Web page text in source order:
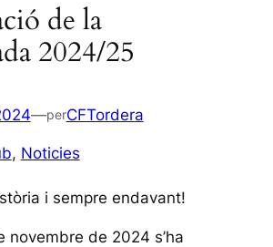
de la
2024/25
—perCFTordera
, Noticies
i sempre endavant!
novembre de 2024 s’ha